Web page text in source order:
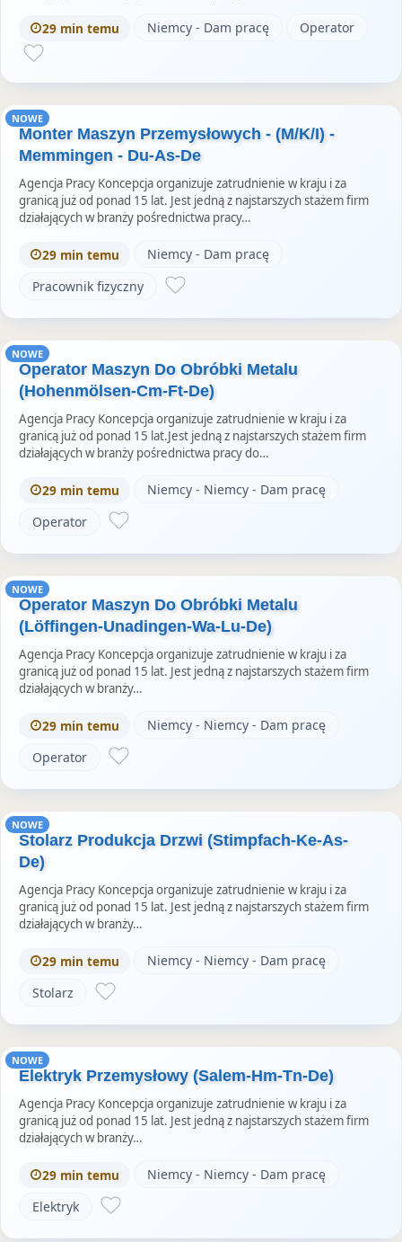
29 min temu Niemcy - Dam pracę Operator
NOWE
Monter Maszyn Przemysłowych - (M/K/I) -
Memmingen - Du-As-De
Agencja Pracy Koncepcja organizuje zatrudnienie w kraju i za
granicą już od ponad 15 lat. Jest jedną z najstarszych stażem firm
działających w branży pośrednictwa pracy…
29 min temu
Niemcy - Dam pracę
Pracownik fizyczny
NOWE
Operator Maszyn Do Obróbki Metalu
(Hohenmölsen-Cm-Ft-De)
Agencja Pracy Koncepcja organizuje zatrudnienie w kraju i za
granicą już od ponad 15 lat.Jest jedną z najstarszych stażem firm
działających w branży pośrednictwa pracy do…
29 min temu
Niemcy - Niemcy - Dam pracę
Operator
NOWE
Operator Maszyn Do Obróbki Metalu
(Löffingen-Unadingen-Wa-Lu-De)
Agencja Pracy Koncepcja organizuje zatrudnienie w kraju i za
granicą już od ponad 15 lat. Jest jedną z najstarszych stażem firm
działających w branży…
29 min temu
Niemcy - Niemcy - Dam pracę
Operator
NOWE
Stolarz Produkcja Drzwi (Stimpfach-Ke-As-
De)
Agencja Pracy Koncepcja organizuje zatrudnienie w kraju i za
granicą już od ponad 15 lat. Jest jedną z najstarszych stażem firm
działających w branży…
29 min temu
Niemcy - Niemcy - Dam pracę
Stolarz
NOWE
Elektryk Przemysłowy (Salem-Hm-Tn-De)
Agencja Pracy Koncepcja organizuje zatrudnienie w kraju i za
granicą już od ponad 15 lat. Jest jedną z najstarszych stażem firm
działających w branży…
29 min temu
Niemcy - Niemcy - Dam pracę
Elektryk